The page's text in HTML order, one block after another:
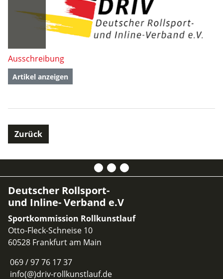
Ausschreibung
Artikel anzeigen
Zurück
Deutscher Rollsport-
und Inline- Verband e.V
Sportkommission Rollkunstlauf
Otto-Fleck-Schneise 10
60528 Frankfurt am Main
069 / 97 76 17 37
info(@)driv-rollkunstlauf.de